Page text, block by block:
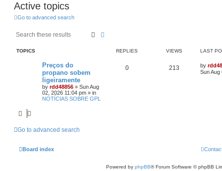
Active topics
Go to advanced search
Search
TOPICS REPLIES VIEWS LAST
Preços do
propano sobem
ligeiramente
by rdd48856 » Sun Aug
02, 2026 11:04 pm » in
NOTÍCIAS SOBRE GPL
0 213 by
Sun Aug
Go to advanced search
Board index
Powered by phpBB® Forum Software © phpBB